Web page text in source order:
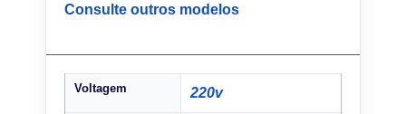
Consulte outros modelos
Voltagem 220v